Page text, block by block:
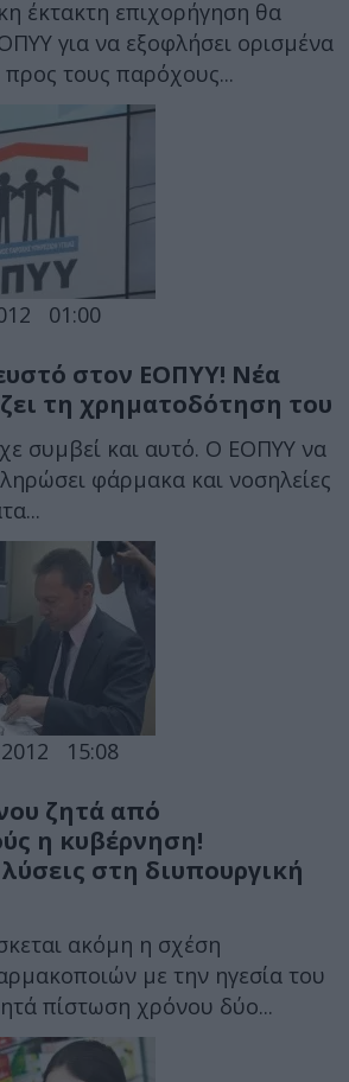
έκτακτη επιχορήγηση θα
για να εξοφλήσει ορισμένα
τους παρόχους...
01:00
στον ΕΟΠΥΥ! Νέα
τη χρηματοδότηση του
συμβεί και αυτό. Ο ΕΟΠΥΥ να
φάρμακα και νοσηλείες
15:08
ζητά από
η κυβέρνηση!
στη διυπουργική
ακόμη η σχέση
με την ηγεσία του
πίστωση χρόνου δύο...